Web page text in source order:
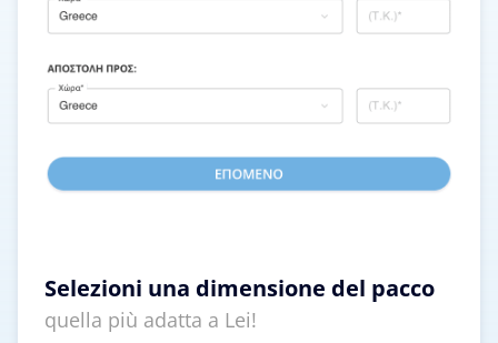
Selezioni una dimensione del pacco
quella più adatta a Lei!